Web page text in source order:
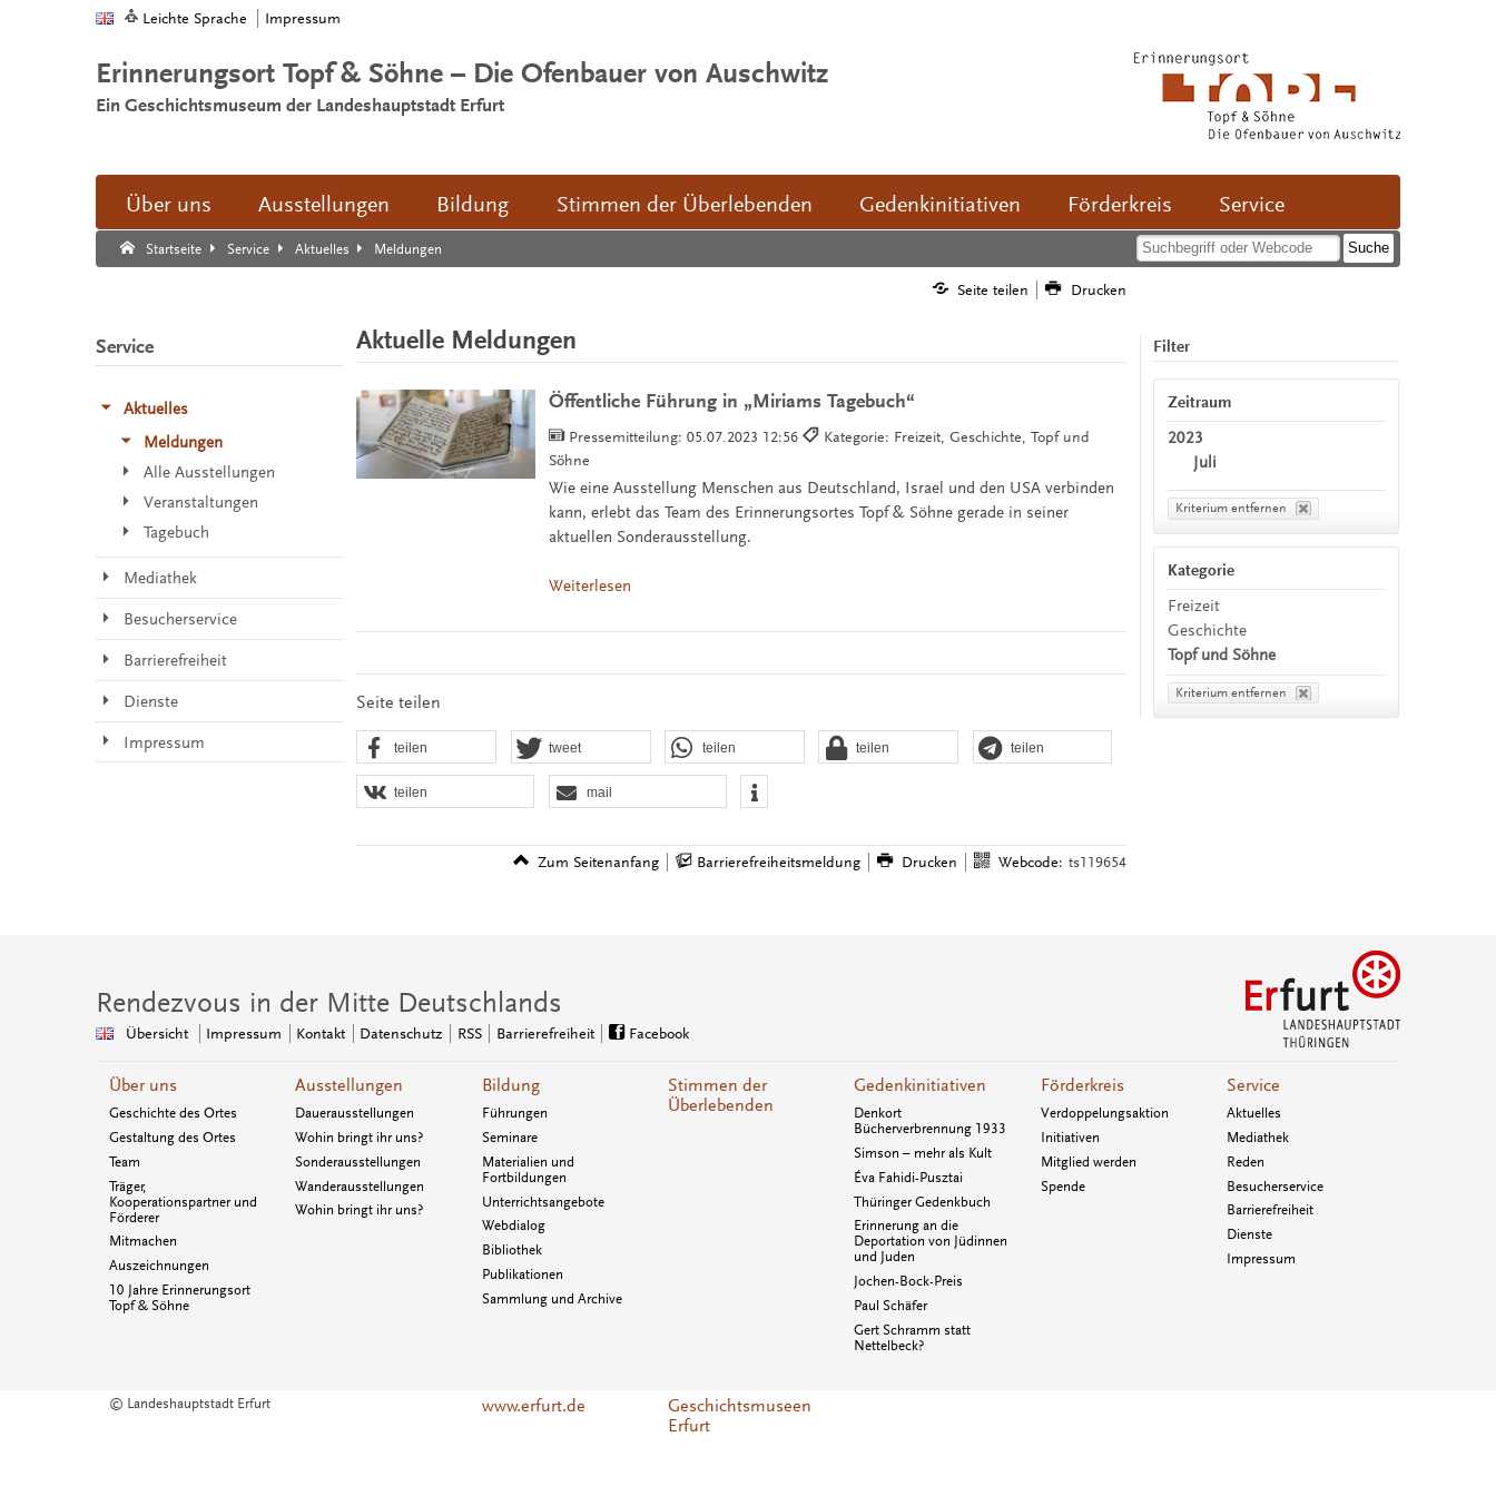
Leichte Sprache Impressum
Erinnerungsort Topf & Söhne – Die Ofenbauer von Auschwitz
Ein Geschichtsmuseum der Landeshauptstadt Erfurt
Über uns Ausstellungen Bildung Stimmen der Überlebenden Gedenkinitiativen Förderkreis Service
Startseite Service Aktuelles Meldungen
Suche:
Suche Ende.
Seite teilen Drucken
Aktuelle Meldungen
Öffentliche Führung in „Miriams Tagebuch“
Pressemitteilung:05.07.2023 12:56
Kategorie: Freizeit, Geschichte, Topf und
Söhne
Wie eine Ausstellung Menschen aus Deutschland, Israel und den USA verbinden
kann, erlebt das Team des Erinnerungsortes Topf & Söhne gerade in seiner
aktuellen Sonderausstellung.
Weiterlesen
Seite teilen
teilen tweet teilen teilen teilen
teilen mail
Zum Seitenanfang Barrierefreiheitsmeldung Drucken Webcode: ts119654
Filter
Zeitraum
2023
Juli
Kriterium entfernen
Kategorie
Freizeit
Geschichte
Topf und Söhne
Kriterium entfernen
Service
Aktuelles
Meldungen
Alle Ausstellungen
Veranstaltungen
Tagebuch
Mediathek
Besucherservice
Barrierefreiheit
Dienste
Impressum
Rendezvous in der Mitte Deutschlands
Übersicht Impressum Kontakt Datenschutz RSS Barrierefreiheit Facebook
Über uns
Geschichte des Ortes
Gestaltung des Ortes
Team
Träger,
Kooperationspartner und
Förderer
Mitmachen
Auszeichnungen
10 Jahre Erinnerungsort
Topf & Söhne
Ausstellungen
Dauerausstellungen
Wohin bringt ihr uns?
Sonderausstellungen
Wanderausstellungen
Wohin bringt ihr uns?
Bildung
Führungen
Seminare
Materialien und
Fortbildungen
Unterrichtsangebote
Webdialog
Bibliothek
Publikationen
Sammlung und Archive
Stimmen der
Überlebenden
Gedenkinitiativen
Denkort
Bücherverbrennung 1933
Simson – mehr als Kult
Éva Fahidi-Pusztai
Thüringer Gedenkbuch
Erinnerung an die
Deportation von Jüdinnen
und Juden
Jochen-Bock-Preis
Paul Schäfer
Gert Schramm statt
Nettelbeck?
Förderkreis
Verdoppelungsaktion
Initiativen
Mitglied werden
Spende
Service
Aktuelles
Mediathek
Reden
Besucherservice
Barrierefreiheit
Dienste
Impressum
© Landeshauptstadt Erfurt www.erfurt.de
Geschichtsmuseen
Erfurt